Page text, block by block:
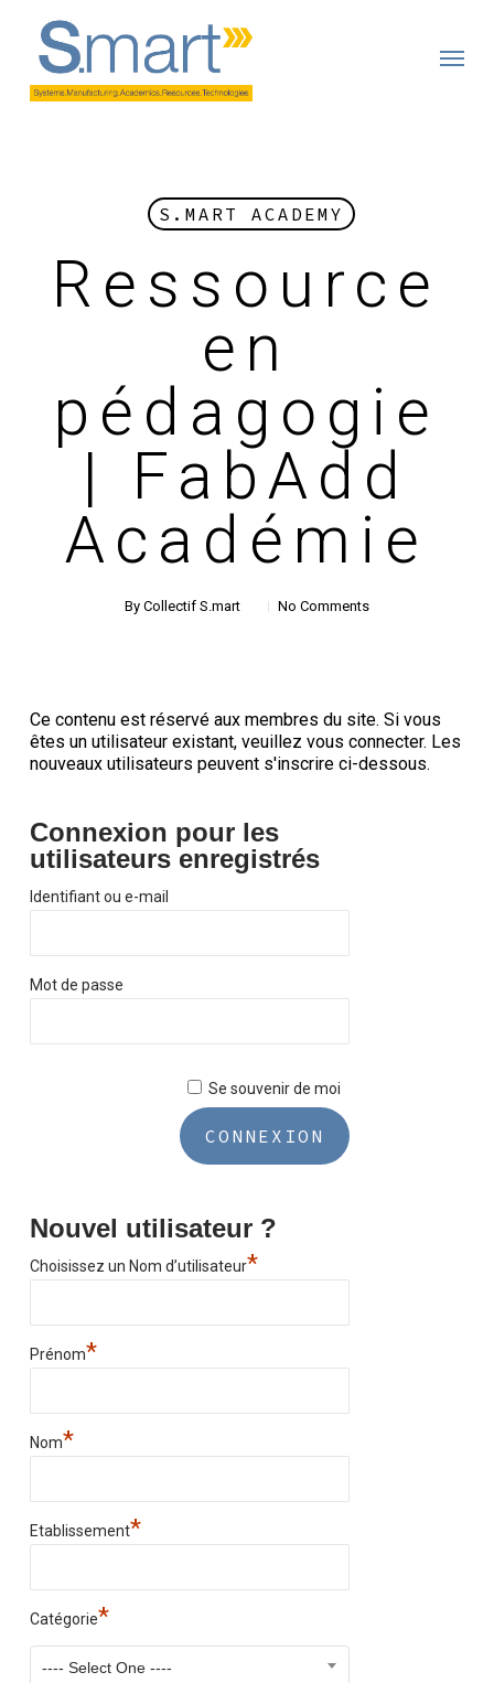
content
S.MART ACADEMY
Ressource
en
pédagogie
| FabAdd
Académie
By Collectif S.mart No Comments
Ce contenu est réservé aux membres du site. Si vous
êtes un utilisateur existant, veuillez vous connecter. Les
nouveaux utilisateurs peuvent s'inscrire ci-dessous.
Connexion pour les
utilisateurs enregistrés
Identifiant ou e-mail
Mot de passe
Se souvenir de moi
Nouvel utilisateur ?
Choisissez un Nom d’utilisateur*
Prénom*
Nom*
Etablissement*
Catégorie*
---- Select One ----